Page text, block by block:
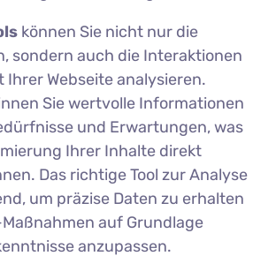
können Sie nicht nur die
sondern auch die Interaktionen
Ihrer Webseite analysieren.
Sie wertvolle Informationen
und Erwartungen, was
Ihrer Inhalte direkt
Das richtige Tool zur Analyse
um präzise Daten zu erhalten
auf Grundlage
anzupassen.